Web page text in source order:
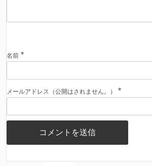
名前 *
メールアドレス（公開はされません。） *